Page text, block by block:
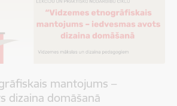
mantojums –
dizaina domāšanā